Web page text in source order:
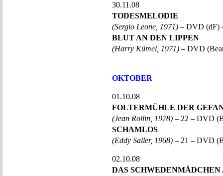
30.11.08
TODESMELODIE
(Sergio Leone, 1971) – DVD (dF)
BLUT AN DEN LIPPEN
(Harry Kümel, 1971) – DVD
OKTOBER
01.10.08
FOLTERMÜHLE DER
(Jean Rollin, 1978) – 22 – DVD
SCHAMLOS
(Eddy Saller, 1968) – 21 – DVD
02.10.08
DAS